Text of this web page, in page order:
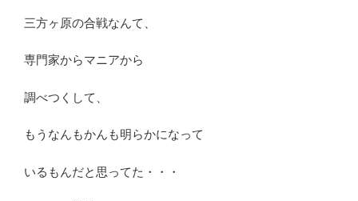
三方ヶ原の合戦なんて、
専門家からマニアから
調べつくして、
もうなんもかんも明らかになって
いるもんだと思ってた・・・